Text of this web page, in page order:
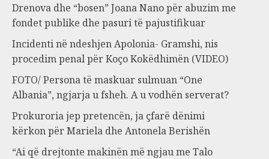
Drenova dhe “bosen” Joana Nano për abuzim me
fondet publike dhe pasuri të pajustifikuar
Incidenti në ndeshjen Apolonia- Gramshi, nis
procedim penal për Koço Kokëdhimën (VIDEO)
FOTO/ Persona të maskuar sulmuan “One
Albania”, ngjarja u fsheh. A u vodhën serverat?
Prokuroria jep pretencën, ja çfarë dënimi
kërkon për Mariela dhe Antonela Berishën
“Ai që drejtonte makinën më ngjau me Talo